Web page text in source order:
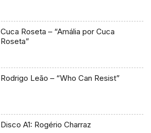
Cuca Roseta – “Amália por Cuca
Roseta”
Rodrigo Leão – “Who Can Resist”
Disco A1: Rogério Charraz